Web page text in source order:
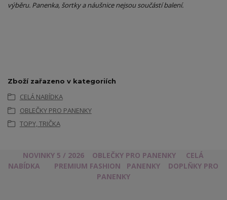
výběru. Panenka, šortky a náušnice nejsou součástí balení.
Zboží zařazeno v kategoriích
CELÁ NABÍDKA
OBLEČKY PRO PANENKY
TOPY, TRIČKA
NOVINKY 5 / 2026 OBLEČKY PRO PANENKY
CELÁ
NABÍDKA
PREMIUM FASHION PANENKY
DOPLŇKY PRO
PANENKY